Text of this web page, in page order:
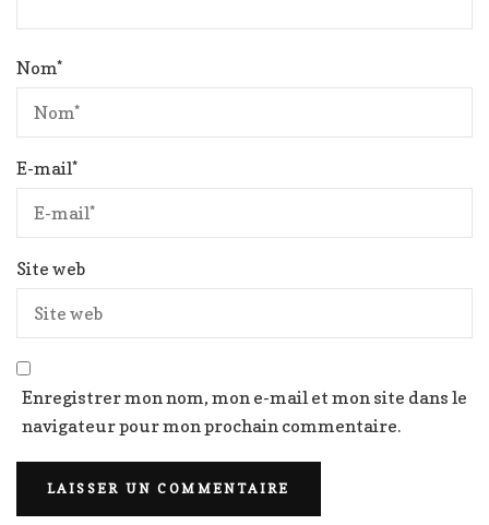
Nom*
E-mail*
Site web
Enregistrer mon nom, mon e-mail et mon site dans le
navigateur pour mon prochain commentaire.